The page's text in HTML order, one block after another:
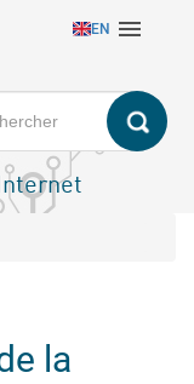
EN 
la